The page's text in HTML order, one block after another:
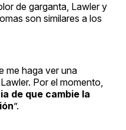
de garganta, Lawler y
son similares a los
me haga ver una
Por el momento,
de que cambie la
”.